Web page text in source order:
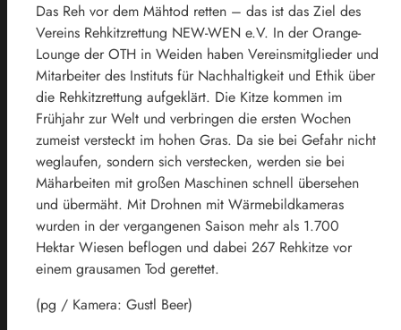
Das Reh vor dem Mähtod retten – das ist das Ziel des
Vereins Rehkitzrettung NEW-WEN e.V. In der Orange-
Lounge der OTH in Weiden haben Vereinsmitglieder und
Mitarbeiter des Instituts für Nachhaltigkeit und Ethik über
die Rehkitzrettung aufgeklärt. Die Kitze kommen im
Frühjahr zur Welt und verbringen die ersten Wochen
zumeist versteckt im hohen Gras. Da sie bei Gefahr nicht
weglaufen, sondern sich verstecken, werden sie bei
Mäharbeiten mit großen Maschinen schnell übersehen
und übermäht. Mit Drohnen mit Wärmebildkameras
wurden in der vergangenen Saison mehr als 1.700
Hektar Wiesen beflogen und dabei 267 Rehkitze vor
einem grausamen Tod gerettet.
(pg / Kamera: Gustl Beer)